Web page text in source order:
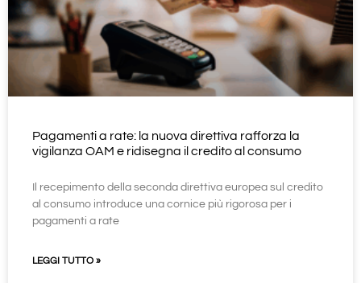
Pagamenti a rate: la nuova direttiva rafforza la
vigilanza OAM e ridisegna il credito al consumo
Il recepimento della seconda direttiva europea sul credito
al consumo introduce una cornice più rigorosa per i
pagamenti a rate
LEGGI TUTTO »